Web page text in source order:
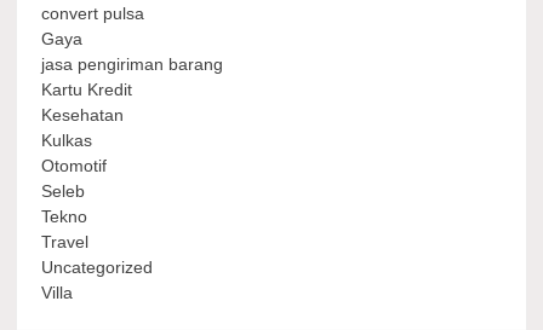
convert pulsa
Gaya
jasa pengiriman barang
Kartu Kredit
Kesehatan
Kulkas
Otomotif
Seleb
Tekno
Travel
Uncategorized
Villa